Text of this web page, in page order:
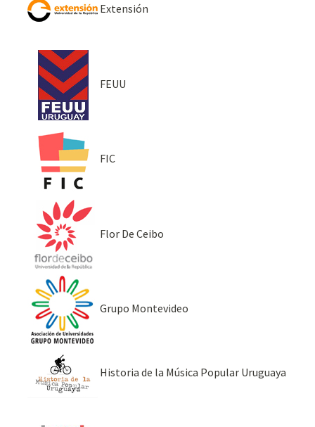
Extensión
FEUU
FIC
Flor De Ceibo
Grupo Montevideo
Historia de la Música Popular Uruguaya